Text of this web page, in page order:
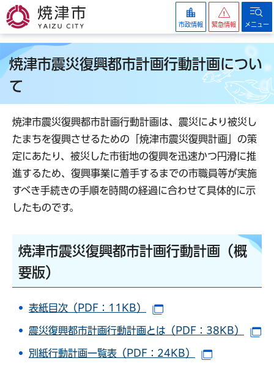
焼津市
市政情報 緊急情報 メニュー
焼津市震災復興都市計画行動計画につい
て
焼津市震災復興都市計画行動計画は、震災により被災し
たまちを復興させるための「焼津市震災復興計画」の策
定にあたり、被災した市街地の復興を迅速かつ円滑に推
進するため、復興事業に着手するまでの市職員等が実施
すべき手続きの手順を時間の経過に合わせて具体的に示
したものです。
焼津市震災復興都市計画行動計画（概
要版）
表紙目次（PDF：11KB）
震災復興都市計画行動計画とは（PDF：38KB）
別紙行動計画一覧表（PDF：24KB）